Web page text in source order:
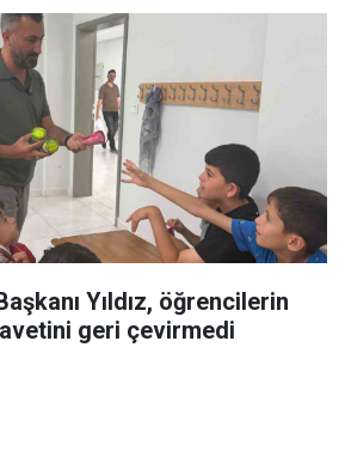
Yıldız, öğrencilerin
geri çevirmedi